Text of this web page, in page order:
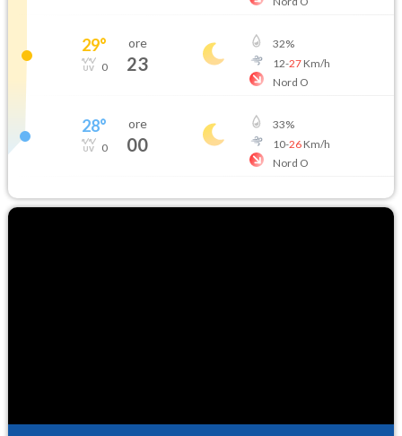
29°
0
ore
23
32%
12-27Km/h
Nord O
28°
0
ore
00
33%
10-26Km/h
Nord O